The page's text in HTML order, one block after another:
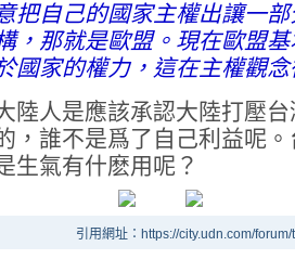
把自己的國家主權出讓一
，那就是歐盟。現在歐盟
國家的權力，這在主權觀
陸人是應該承認大陸打壓
，誰不是爲了自己利益呢
生氣有什麽用呢？
引用網址：https://city.udn.com/